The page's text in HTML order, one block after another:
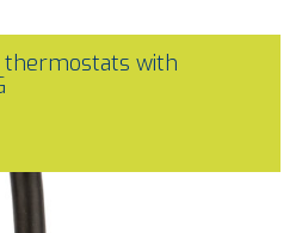
with